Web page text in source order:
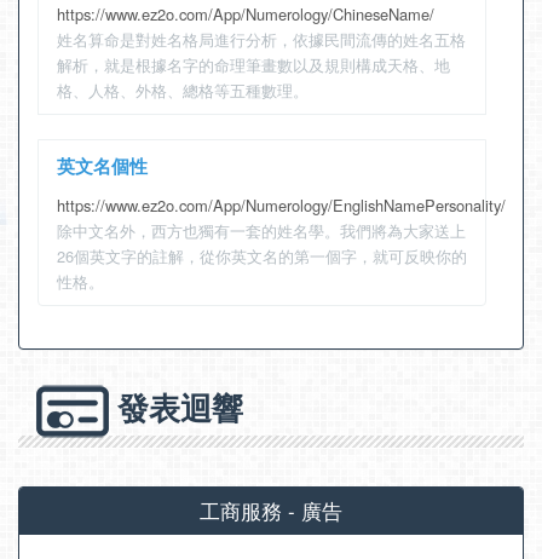
https://www.ez2o.com/App/Numerology/ChineseName/
姓名算命是對姓名格局進行分析，依據民間流傳的姓名五格
解析，就是根據名字的命理筆畫數以及規則構成天格、地
格、人格、外格、總格等五種數理。
英文名個性
https://www.ez2o.com/App/Numerology/EnglishNamePersonality/
除中文名外，西方也獨有一套的姓名學。我們將為大家送上
26個英文字的註解，從你英文名的第一個字，就可反映你的
性格。
發表迴響
工商服務 - 廣告